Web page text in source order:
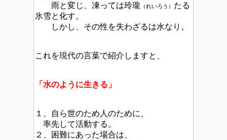
雨と変じ、凍っては玲瓏 （れいろう） たる
氷雪と化す。
しかし、その性を失わざるは水なり。
これを現代の言葉で紹介しますと、
「水のように生きる」
１、自ら世のため人のために、
率先して活動する。
２、困難にあった場合は、